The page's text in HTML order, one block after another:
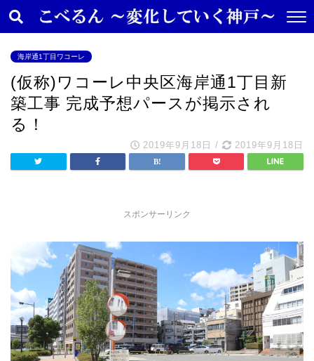
海岸通1丁目ワコーレ
(仮称)ワコーレ中央区海岸通1丁目新
築工事 完成予想パースが掲示され
る！
2019年9月18日 / 2019年9月18日
スポンサーリンク